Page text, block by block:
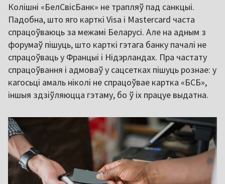
Колішні «БелСвісБанк» не трапляў пад санкцыі.
Падобна, што яго карткі Visa і Mastercard часта
спрацоўваюць за межамі Беларусі. Але на адным з
форумаў пішуць, што карткі гэтага банку пачалі не
спрацоўваць у Францыі і Нідэрландах. Пра частату
спрацоўвання і адмоваў у сацсетках пішуць рознае: у
кагосьці амаль ніколі не спрацоўвае картка «БСБ»,
іншыя здзіўляюцца гэтаму, бо ў іх працуе выдатна.